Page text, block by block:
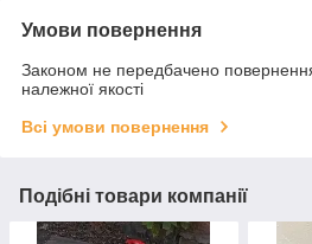
Умови повернення
Законом не передбачено
належної якості
Всі умови повернення
Подібні товари компанії